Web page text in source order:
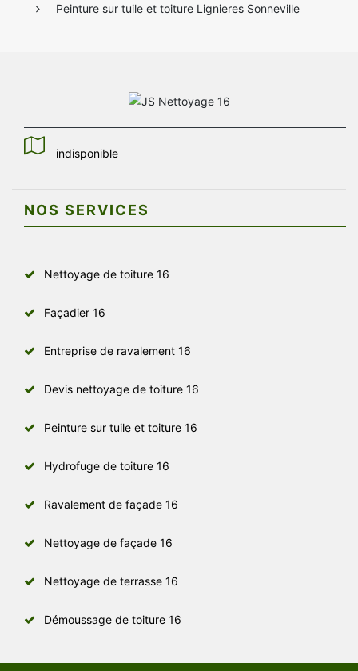
Peinture sur tuile et toiture Lignieres Sonneville
indisponible
NOS SERVICES
Nettoyage de toiture 16
Façadier 16
Entreprise de ravalement 16
Devis nettoyage de toiture 16
Peinture sur tuile et toiture 16
Hydrofuge de toiture 16
Ravalement de façade 16
Nettoyage de façade 16
Nettoyage de terrasse 16
Démoussage de toiture 16